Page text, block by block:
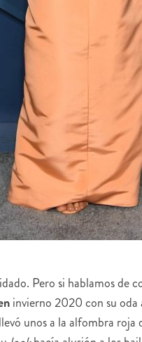
Pero si hablamos de
invierno 2020 con su
llevó unos a la alfombra roja